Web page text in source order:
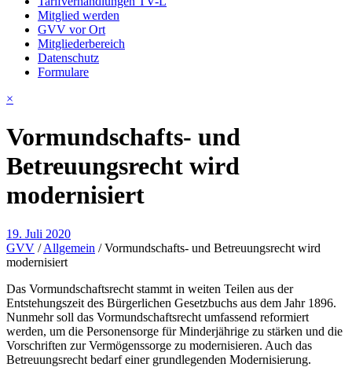
Mitglied werden
GVV vor Ort
Mitgliederbereich
Datenschutz
Formulare
×
Vormundschafts- und
Betreuungsrecht wird
modernisiert
19. Juli 2020
GVV /Allgemein /Vormundschafts- und Betreuungsrecht wird
modernisiert
Das Vormundschaftsrecht stammt in weiten Teilen aus der
Entstehungszeit des Bürgerlichen Gesetzbuchs aus dem Jahr 1896.
Nunmehr soll das Vormundschaftsrecht umfassend reformiert
werden, um die Personensorge für Minderjährige zu stärken und die
Vorschriften zur Vermögenssorge zu modernisieren. Auch das
Betreuungsrecht bedarf einer grundlegenden Modernisierung.